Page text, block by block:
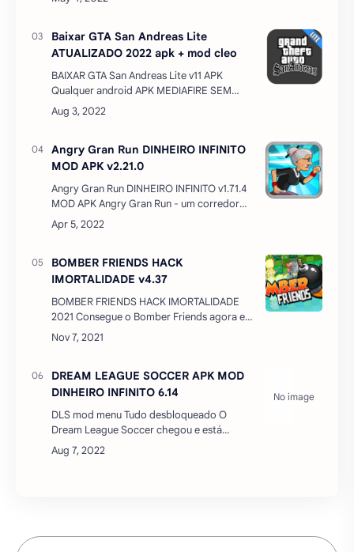
antivírus grátis para garantir a segurança
Baixar GTA San Andreas Lite
ATUALIZADO 2022 apk + mod cleo
BAIXAR GTA San Andreas Lite v11 APK
Qualquer android APK MEDIAFIRE SEM
ENCURTAR LINK Há cinco anos, Carl
Johnson fugiu da pressão da vida em Los
Angry Gran Run DINHEIRO INFINITO
MOD APK v2.21.0
Angry Gran Run DINHEIRO INFINITO v1.71.4
MOD APK Angry Gran Run - um corredor
divertido e colorido, que vendeu mais de 10
milhões de cópias no Google Play oficial.
BOMBER FRIENDS HACK
IMORTALIDADE v4.37
BOMBER FRIENDS HACK IMORTALIDADE
2021 Consegue o Bomber Friends agora e
entra neste jogo multiplayer online
trepidante e altamente divertido!
DREAM LEAGUE SOCCER APK MOD
DINHEIRO INFINITO 6.14
DLS mod menu Tudo desbloqueado O
Dream League Soccer chegou e está
melhor que nunca! O futebol que
conhecemos mudou e essa é a SUA chance